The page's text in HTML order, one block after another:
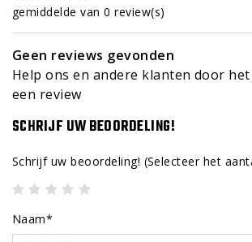
gemiddelde van 0 review(s)
Geen reviews gevonden
Help ons en andere klanten door
een review
SCHRIJF UW BEOORDELING!
Schrijf uw beoordeling! (Selecteer het
Naam*